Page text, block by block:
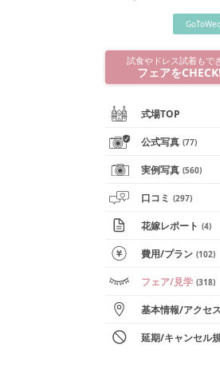
試食やドレス試着もで
フェアをCHECK!
式場TOP
公式写真 (77)
実例写真 (560)
口コミ (297)
花嫁レポート (4)
費用/プラン (102)
フェア/見学 (318)
基本情報/アクセス
延期/キャンセル